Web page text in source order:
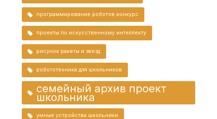
программирование роботов конкурс
проекты по искусственному интеллекту
рисунок ракеты и звезд
робототехника для школьников
семейный архив проект
школьника
умные устройства школьники